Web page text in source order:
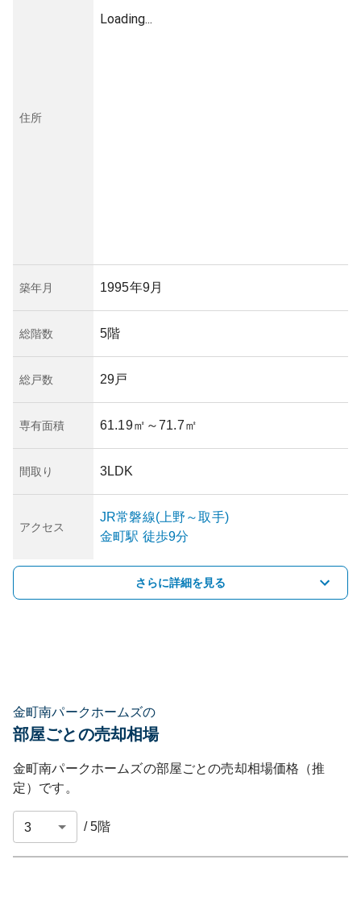
住所
Loading...
築年月 1995年9月
総階数 5階
総戸数 29戸
専有面積 61.19㎡ ～71.7㎡
間取り 3LDK
アクセス
JR常磐線(上野～取手)
金町駅 徒歩9分
さらに詳細を見る
金町南パークホームズの
部屋ごとの売却相場
金町南パークホームズの部屋ごとの売却相場価格（推
定）です。
/5階